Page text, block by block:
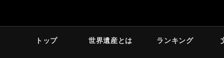
トップ 世界遺産とは ランキング